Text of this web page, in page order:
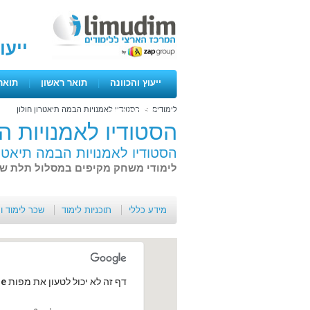
ייעוץ והכוונה | תואר ראשון |
ימים פתוחיםלימודים > הסטודיו לאמנויות הבמה תיאטרון חולון
הסטודיו לאמנויות
הסטודיו לאמנויות הבמה
לימודי משחק מקיפים במסלול תלת
מידע כללי תוכניות לימוד שכר לימוד
‏דף זה לא יכול לטעון את מפות Google כראוי.